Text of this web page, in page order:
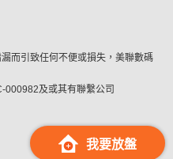
我要放盤
而引致任何不便或損失，美聯數碼
000982及或其有聯繫公司